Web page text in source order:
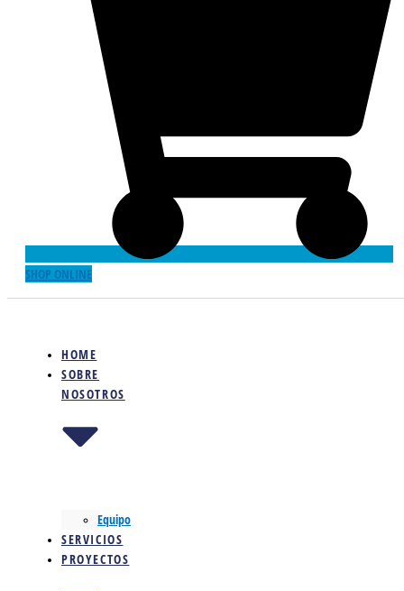
SHOP ONLINE
HOME
SOBRE
NOSOTROS
Equipo
SERVICIOS
PROYECTOS